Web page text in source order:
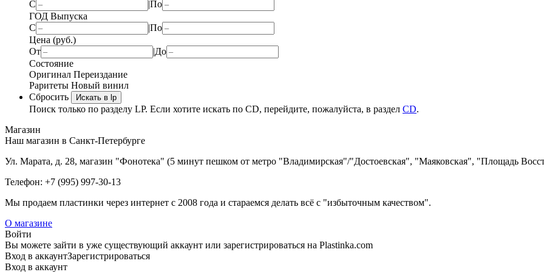
С
|По
ГОД Выпуска
С
|По
Цена (руб.)
От
|До
Состояние
Оригинал Переиздание
Раритеты Новый винил
Сбросить
Искать в lp
Поиск только по разделу LP. Если хотите искать по CD, перейдите, пожалуйста, в раздел CD.
Магазин
Наш магазин в Санкт-Петербурге
Ул. Марата, д. 28, магазин "Фонотека" (5 минут пешком от метро "Владимирская"/"Достоевская", "Маяковская", "Площадь
Телефон: +7 (995) 997-30-13
Мы продаем пластинки через интернет c 2008 года и стараемся делать всё с "избыточным качеством".
О магазине
Войти
Вы можете зайти в уже существующий аккаунт или зарегистрироваться на Plastinka.com
Вход в аккаунтЗарегистрироваться
Вход в аккаунт